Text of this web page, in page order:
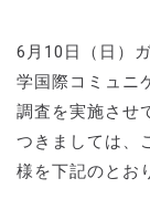
6月10日（日）
学国際コミュニ
調査を実施させ
つきましては、
様を下記のとお